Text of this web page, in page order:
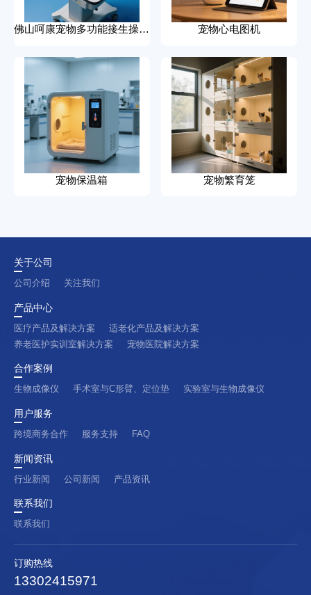
佛山呵康宠物多功能接生操作台 宠物心电图机
宠物保温箱 宠物繁育笼
关于公司
公司介绍
关注我们
产品中心
医疗产品及解决方案
适老化产品及解决方案
养老医护实训室解决方案
宠物医院解决方案
合作案例
生物成像仪
手术室与C形臂、定位垫 实验室与生物成像仪
用户服务
跨境商务合作
服务支持 FAQ
新闻资讯
行业新闻
公司新闻 产品资讯
联系我们
联系我们
订购热线
13302415971